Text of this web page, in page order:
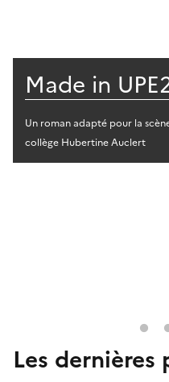
Made in
Un roman adapté pour la
collège Hubertine Auclert
Les